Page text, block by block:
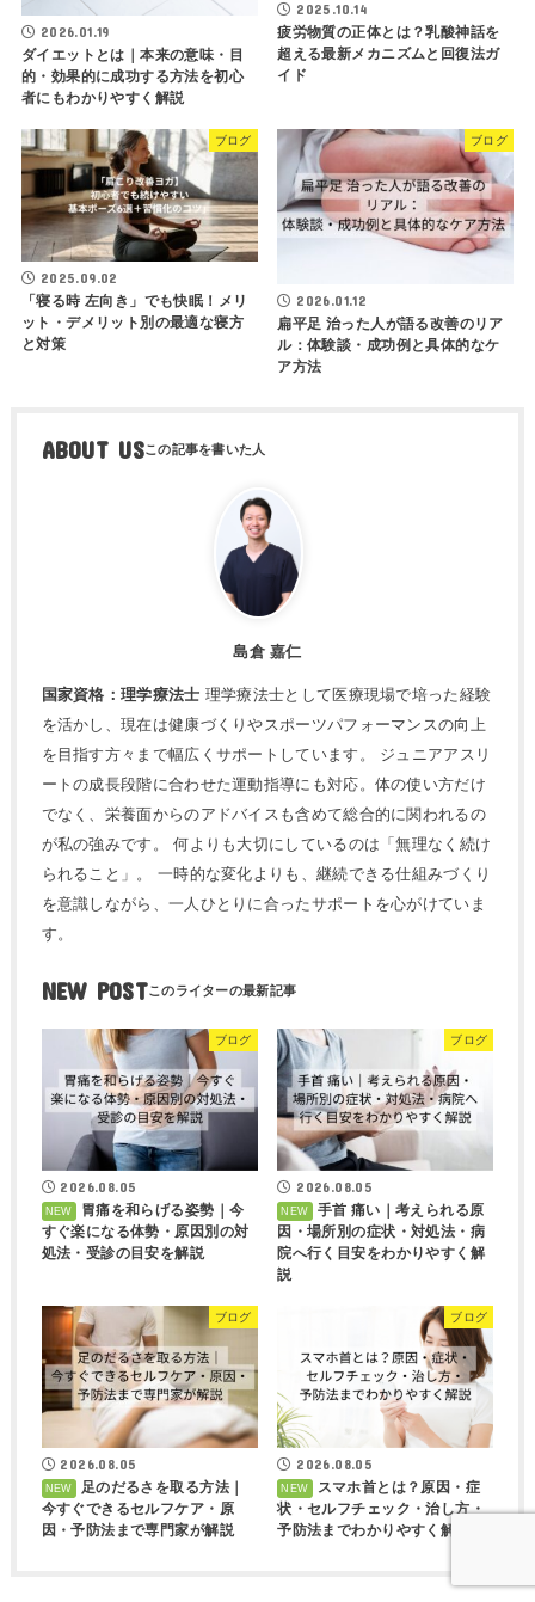
2026.01.19
ダイエットとは｜本来の意味・目
的・効果的に成功する方法を初心
者にもわかりやすく解説
2025.10.14
疲労物質の正体とは？乳酸神話を
超える最新メカニズムと回復法ガ
イド
ブログ
2025.09.02
「寝る時 左向き」でも快眠！メリ
ット・デメリット別の最適な寝方
と対策
ブログ
2026.01.12
扁平足 治った人が語る改善のリア
ル：体験談・成功例と具体的なケ
ア方法
ABOUT US
島倉 嘉仁
国家資格：理学療法士 理学療法士として医療現場で培った経験
を活かし、現在は健康づくりやスポーツパフォーマンスの向上
を目指す方々まで幅広くサポートしています。 ジュニアアスリ
ートの成長段階に合わせた運動指導にも対応。体の使い方だけ
でなく、栄養面からのアドバイスも含めて総合的に関われるの
が私の強みです。 何よりも大切にしているのは「無理なく続け
られること」。 一時的な変化よりも、継続できる仕組みづくり
を意識しながら、一人ひとりに合ったサポートを心がけていま
す。
NEW POST
ブログ
2026.08.05
胃痛を和らげる姿勢｜今
すぐ楽になる体勢・原因別の対
処法・受診の目安を解説
ブログ
2026.08.05
手首 痛い｜考えられる原
因・場所別の症状・対処法・病
院へ行く目安をわかりやすく解
説
ブログ
2026.08.05
足のだるさを取る方法｜
今すぐできるセルフケア・原
因・予防法まで専門家が解説
ブログ
2026.08.05
スマホ首とは？原因・症
状・セルフチェック・治し方・
予防法までわかりやすく解説